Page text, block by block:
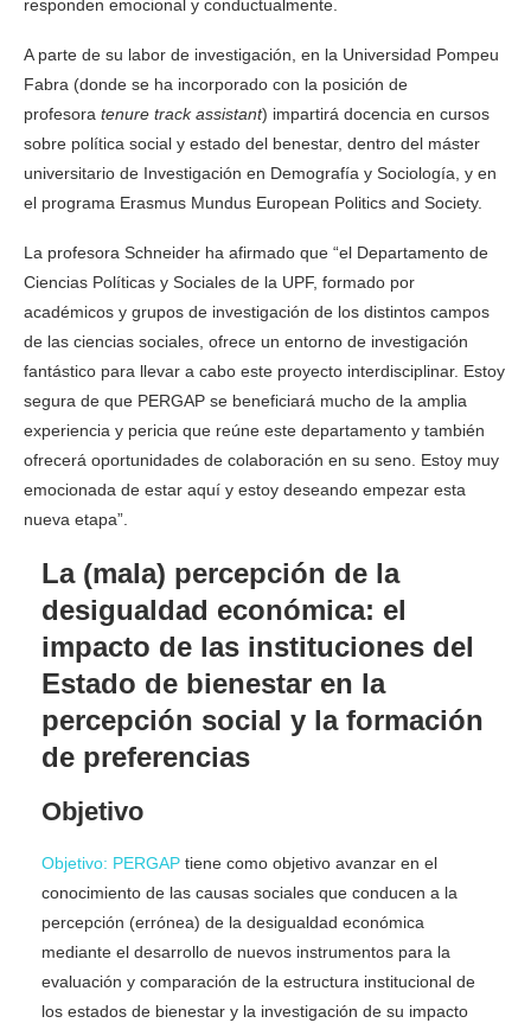
responden emocional y conductualmente.
A parte de su labor de investigación, en la Universidad Pompeu
Fabra (donde se ha incorporado con la posición de
profesora tenure track assistant) impartirá docencia en cursos
sobre política social y estado del benestar, dentro del máster
universitario de Investigación en Demografía y Sociología, y en
el programa Erasmus Mundus European Politics and Society.
La profesora Schneider ha afirmado que “el Departamento de
Ciencias Políticas y Sociales de la UPF, formado por
académicos y grupos de investigación de los distintos campos
de las ciencias sociales, ofrece un entorno de investigación
fantástico para llevar a cabo este proyecto interdisciplinar. Estoy
segura de que PERGAP se beneficiará mucho de la amplia
experiencia y pericia que reúne este departamento y también
ofrecerá oportunidades de colaboración en su seno. Estoy muy
emocionada de estar aquí y estoy deseando empezar esta
nueva etapa”.
La (mala) percepción de la
desigualdad económica: el
impacto de las instituciones del
Estado de bienestar en la
percepción social y la formación
de preferencias
Objetivo
Objetivo: PERGAP tiene como objetivo avanzar en el
conocimiento de las causas sociales que conducen a la
percepción (errónea) de la desigualdad económica
mediante el desarrollo de nuevos instrumentos para la
evaluación y comparación de la estructura institucional de
los estados de bienestar y la investigación de su impacto